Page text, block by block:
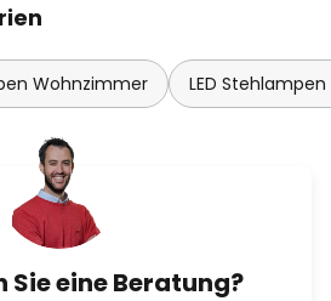
Wohnzimmer LED
Sie eine Beratung?